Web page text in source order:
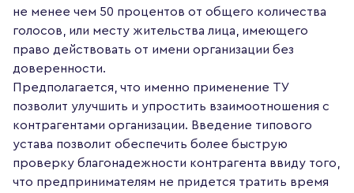
не менее чем 50 процентов от общего количества
голосов, или месту жительства лица, имеющего
право действовать от имени организации без
доверенности.
Предполагается, что именно применение ТУ
позволит улучшить и упростить взаимоотношения с
контрагентами организации. Введение типового
устава позволит обеспечить более быструю
проверку благонадежности контрагента ввиду того,
что предпринимателям не придется тратить время